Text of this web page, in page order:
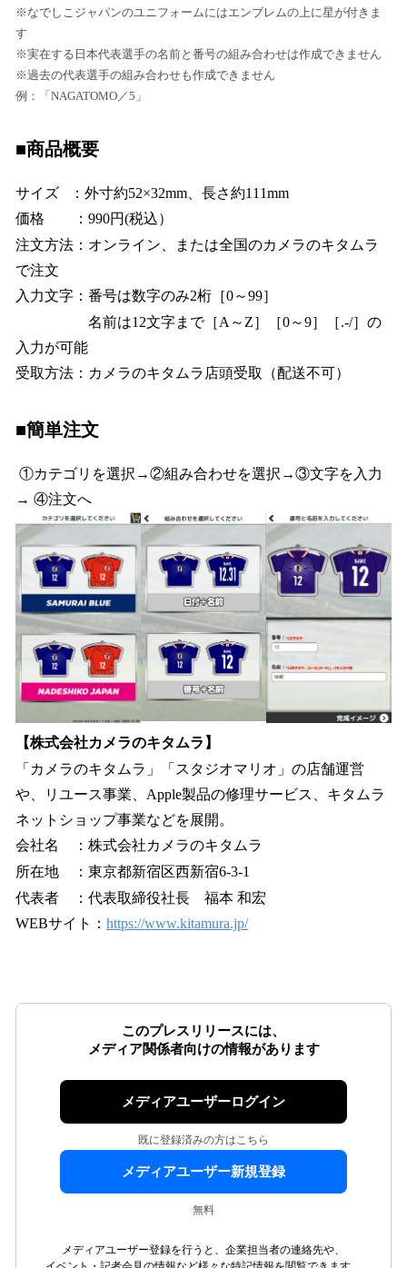
※なでしこジャパンのユニフォームにはエンブレムの上に星が付きま
す
※実在する日本代表選手の名前と番号の組み合わせは作成できません
※過去の代表選手の組み合わせも作成できません
例：「NAGATOMO／5」
■商品概要
サイズ ：外寸約52×32mm、長さ約111mm
価格 ：990円(税込）
注文方法：オンライン、または全国のカメラのキタムラ
で注文
入力文字：番号は数字のみ2桁［0～99］
名前は12文字まで［A～Z］［0～9］［.-/］の
入力が可能
受取方法：カメラのキタムラ店頭受取（配送不可）
■簡単注文
①カテゴリを選択→②組み合わせを選択→③文字を入力
→ ④注文へ
【株式会社カメラのキタムラ】
「カメラのキタムラ」「スタジオマリオ」の店舗運営
や、リユース事業、Apple製品の修理サービス、キタムラ
ネットショップ事業などを展開。
会社名 ：株式会社カメラのキタムラ
所在地 ：東京都新宿区西新宿6-3-1
代表者 ：代表取締役社長 福本 和宏
WEBサイト： https://www.kitamura.jp/
このプレスリリースには、
メディア関係者向けの情報があります
メディアユーザーログイン
既に登録済みの方はこちら
メディアユーザー新規登録
無料
メディアユーザー登録を行うと、企業担当者の連絡先や、